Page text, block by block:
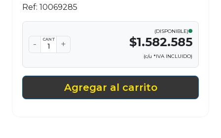
Ref: 10069285
- CANT +
(DISPONIBLE)
$1.582.585
(c/u *IVA INCLUIDO)
Agregar al carrito